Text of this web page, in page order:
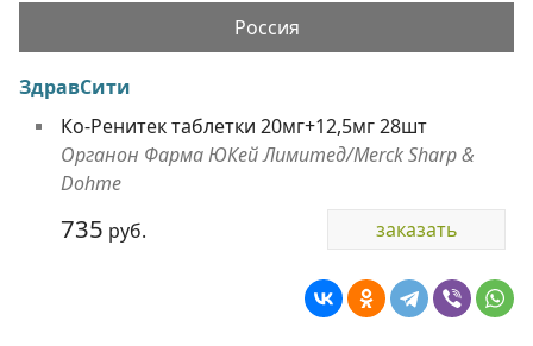
Россия
ЗдравСити
Ко-Ренитек таблетки 20мг+12,5мг 28шт
Органон Фарма ЮКей Лимитед/Merck Sharp &
Dohme
735 руб. заказать